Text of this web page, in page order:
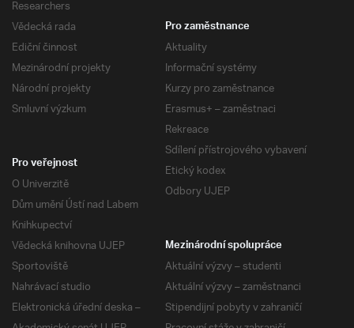
Researchers
Vědecká rada
Ediční činnost
Mezinárodní projekty
Národní projekty
Smluvní výzkum
Pro zaměstnance
Aktuality
Informační systémy
Kurzy pro zaměstnance
Erasmus+ – zaměstnaci
Rekreace
Sdílení přístrojového vybavení
Etický kodex
Odbory UJEP
Pro veřejnost
O Univerzitě
Dům umění Ústí nad Labem
Knihkupectví
Vědecká knihovna UJEP
Sportoviště
Nahrávací studio
Elektronická úřední deska –
Mezinárodní spolupráce
Aktuální výzvy – studenti
Aktuální výzvy – zaměstnanci
Stipendijní pobyty v zahraničí